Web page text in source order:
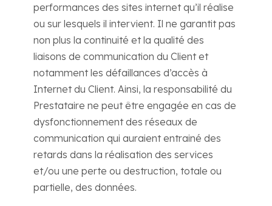
performances des sites internet qu’il réalise
ou sur lesquels il intervient. Il ne garantit pas
non plus la continuité et la qualité des
liaisons de communication du Client et
notamment les défaillances d’accès à
Internet du Client. Ainsi, la responsabilité du
Prestataire ne peut être engagée en cas de
dysfonctionnement des réseaux de
communication qui auraient entrainé des
retards dans la réalisation des services
et/ou une perte ou destruction, totale ou
partielle, des données.